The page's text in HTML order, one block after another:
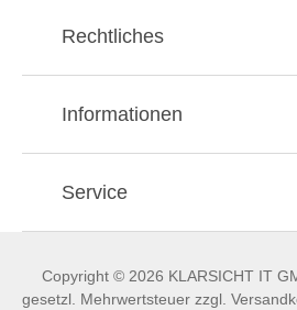
Rechtliches
Informationen
Service
Copyright © 2026 KLARSICHT IT
gesetzl. Mehrwertsteuer zzgl.